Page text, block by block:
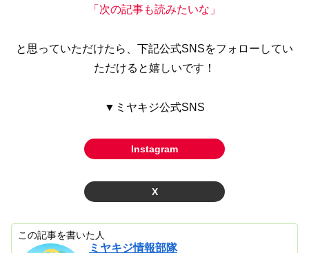
「次の記事も読みたいな」
と思っていただけたら、下記公式SNSをフォローしてい
ただけると嬉しいです！
▼ミヤキジ公式SNS
Instagram
X
この記事を書いた人
ミヤキジ情報部隊